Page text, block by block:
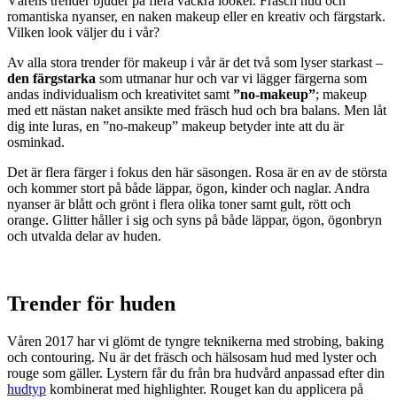
romantiska nyanser, en naken makeup eller en kreativ och färgstark.
Vilken look väljer du i vår?
Av alla stora trender för makeup i vår är det två som lyser starkast –
den färgstarka som utmanar hur och var vi lägger färgerna som
andas individualism och kreativitet samt ”no-makeup”; makeup
med ett nästan naket ansikte med fräsch hud och bra balans. Men låt
dig inte luras, en ”no-makeup” makeup betyder inte att du är
osminkad.
Det är flera färger i fokus den här säsongen. Rosa är en av de största
och kommer stort på både läppar, ögon, kinder och naglar. Andra
nyanser är blått och grönt i flera olika toner samt gult, rött och
orange. Glitter håller i sig och syns på både läppar, ögon, ögonbryn
och utvalda delar av huden.
Trender för huden
Våren 2017 har vi glömt de tyngre teknikerna med strobing, baking
och contouring. Nu är det fräsch och hälsosam hud med lyster och
rouge som gäller. Lystern får du från bra hudvård anpassad efter din
hudtyp kombinerat med highlighter. Rouget kan du applicera på